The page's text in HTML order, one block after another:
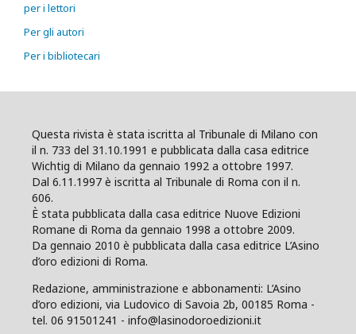
per i lettori
Per gli autori
Per i bibliotecari
Questa rivista è stata iscritta al Tribunale di Milano con
il n. 733 del 31.10.1991 e pubblicata dalla casa editrice
Wichtig di Milano da gennaio 1992 a ottobre 1997.
Dal 6.11.1997 è iscritta al Tribunale di Roma con il n.
606.
È stata pubblicata dalla casa editrice Nuove Edizioni
Romane di Roma da gennaio 1998 a ottobre 2009.
Da gennaio 2010 è pubblicata dalla casa editrice L’Asino
d’oro edizioni di Roma.
Redazione, amministrazione e abbonamenti: L’Asino
d’oro edizioni, via Ludovico di Savoia 2b, 00185 Roma -
tel. 06 91501241 - info@lasinodoroedizioni.it